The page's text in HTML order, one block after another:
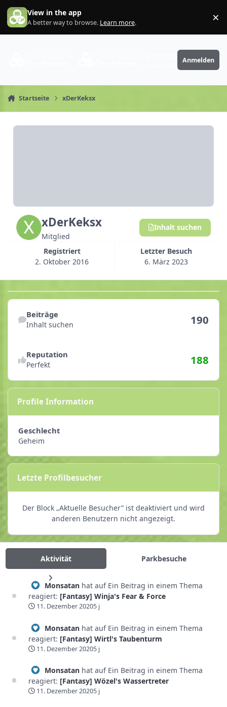
Zum Inhalt springen
View in the app
A better way to browse. Learn more. ×
PhantaFriends.de
Anmelden
Startseite xDerKeksx
xDerKeksx
Mitglied
Registriert
2. Oktober 2016
Letzter Besuch
6. März 2023
Inhalt suchen
Inhalt suchen
Beiträge
Inhalt suchen 190
Reputation
Perfekt 188
Profile Information
Geschlecht
Geheim
Letzte Profilbesucher
Der Block „Aktuelle Besucher” ist deaktiviert und wird
anderen Benutzern nicht angezeigt.
Aktivität Parkbesuche
Monsatan hat auf Ein Beitrag in einem Thema
reagiert: [Fantasy] Winja's Fear & Force
11. Dezember 20205 j
Monsatan hat auf Ein Beitrag in einem Thema
reagiert: [Fantasy] Wirtl's Taubenturm
11. Dezember 20205 j
Monsatan hat auf Ein Beitrag in einem Thema
reagiert: [Fantasy] Wözel's Wassertreter
11. Dezember 20205 j